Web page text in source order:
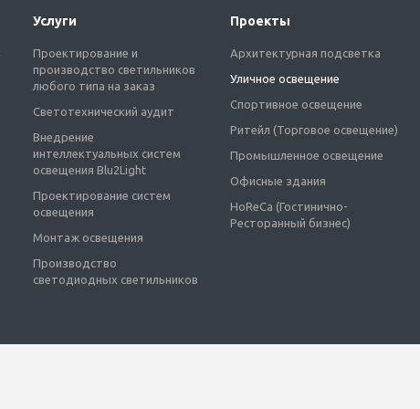
Услуги
Проектирование и
производство светильников
любого типа на заказ
Светотехнический аудит
Внедрение
интеллектуальных систем
освещения Blu2Light
Проектирование систем
освещения
Монтаж освещения
Производство
светодиодных светильников
Проекты
Архитектурная подсветка
Уличное освещение
Спортивное освещение
Ритейл (Торговое освещение)
Промышленное освещение
Офисные здания
HoReCa (Гостинично-
Ресторанный бизнес)